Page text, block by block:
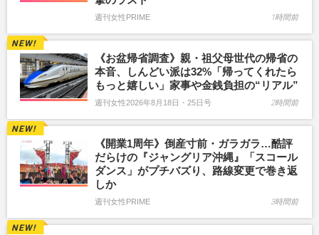
週刊女性PRIME 1時間前
《お盆帰省調査》親・祖父母世代の帰省の
本音、しんどい派は32%「帰ってくれたら
もっと嬉しい」家事や金銭負担の“リアル”
週刊女性2026年8月18日・25日号 2時間前
《開業1周年》倒産寸前・ガラガラ…酷評
だらけの『ジャングリア沖縄』「スコール
ダンス」がプチバズり、路線変更で巻き返
しか
週刊女性PRIME 3時間前